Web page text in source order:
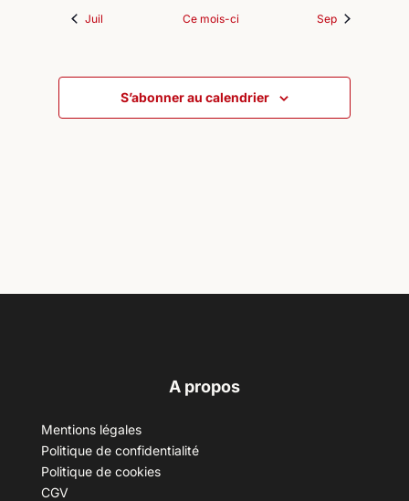
Juil Ce mois-ci Sep
S’abonner au calendrier
A propos
Mentions légales
Politique de confidentialité
Politique de cookies
CGV